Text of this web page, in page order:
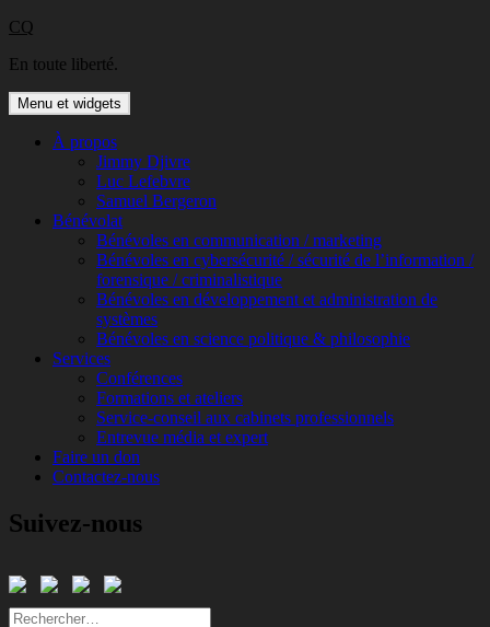
Aller
contenu
CQ
En toute liberté.
Menu et widgets
À propos
Jimmy Djivre
Luc Lefebvre
Samuel Bergeron
Bénévolat
Bénévoles en communication / marketing
Bénévoles en cybersécurité / sécurité de l’information /
forensique / criminalistique
Bénévoles en développement et administration de
systèmes
Bénévoles en science politique & philosophie
Services
Conférences
Formations et ateliers
Service-conseil aux cabinets professionnels
Entrevue média et expert
Faire un don
Contactez-nous
Suivez-nous
Rechercher :